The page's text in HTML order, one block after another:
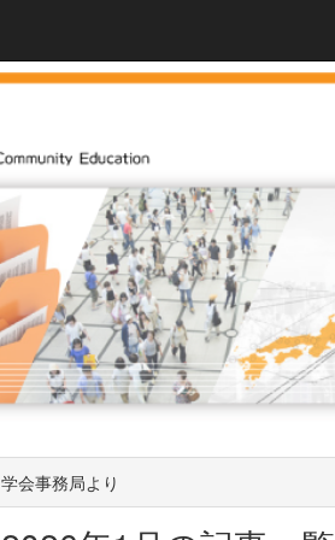
学会事務局より